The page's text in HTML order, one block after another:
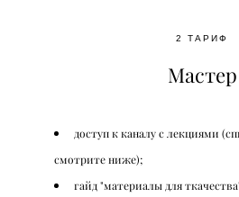
2 ТАРИФ
Мастер
доступ к каналу с лекциями
смотрите ниже);
гайд "материалы для